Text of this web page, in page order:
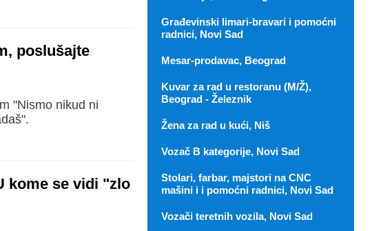
poslušajte
"Nismo nikud ni
kome se vidi "zlo
Građevinski limari-bravari i pomoćni
radnici, Novi Sad
Mesar-prodavac, Beograd
Kuvar za rad u restoranu (M/Ž),
Beograd - Železnik
Žena za rad u kući, Niš
Vozač B kategorije, Novi Sad
Stolari, farbar, majstori na CNC
mašini i i pomoćni radnici, Novi Sad
Vozači teretnih vozila, Novi Sad